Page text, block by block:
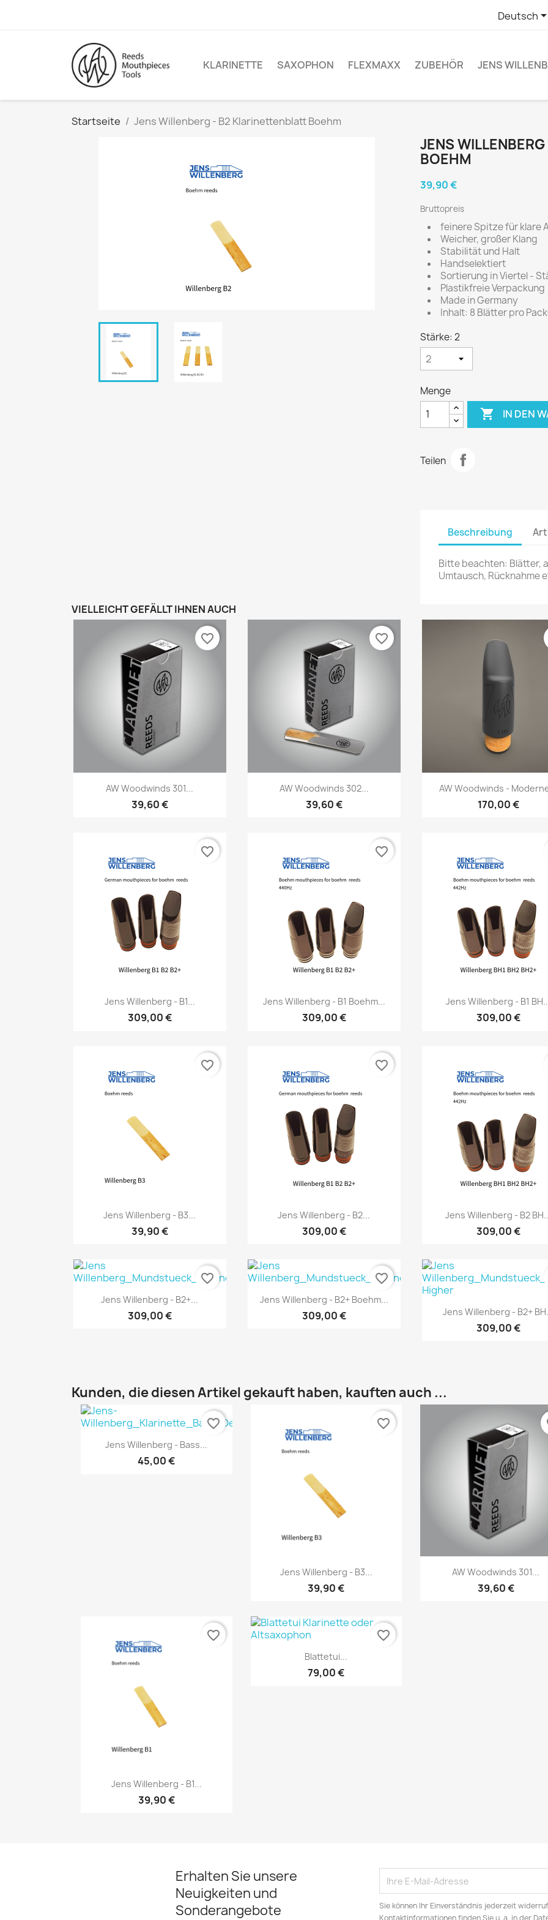
Deutsch
KLARINETTE SAXOPHON FLEXMAXX ZUBEHÖR JENS
Startseite Jens Willenberg - B2 Klarinettenblatt Boehm
JENS
BOEHM
39,90 €
Bruttopreis
feinere Spitze für klare
Weicher, großer Klang
Stabilität und Halt
Handselektiert
Sortierung in Viertel -
Plastikfreie Verpackung
Made in Germany
Inhalt: 8 Blätter pro
Stärke: 2
Menge
 IN DEN
Teilen
Beschreibung
Bitte beachten: Blätter,
Umtausch, Rücknahme
VIELLEICHT GEFÄLLT IHNEN AUCH
Vorschau
AW Woodwinds 301...
39,60 €
favorite_border
Vorschau
AW Woodwinds 302...
39,60 €
favorite_border
Vorschau
AW Woodwinds -
170,00 €
Vorschau
Jens Willenberg - B1...
309,00 €
favorite_border
Vorschau
Jens Willenberg - B1 Boehm...
309,00 €
favorite_border
Vorschau
Jens Willenberg - B1
309,00 €
Vorschau
Jens Willenberg - B3...
39,90 €
favorite_border
Vorschau
Jens Willenberg - B2...
309,00 €
favorite_border
Vorschau
Jens Willenberg - B2
309,00 €
Vorschau
Jens Willenberg - B2+...
309,00 €
favorite_border
Vorschau
Jens Willenberg - B2+ Boehm...
309,00 €
favorite_border
Vorschau
Jens Willenberg - B2+
309,00 €
Kunden, die diesen Artikel gekauft haben, kauften auch ...
Vorschau
Jens Willenberg - Bass...
45,00 €
favorite_border
Vorschau
Jens Willenberg - B3...
39,90 €
favorite_border
Vorschau
AW Woodwinds 301...
39,60 €
Vorschau
Jens Willenberg - B1...
39,90 €
favorite_border
Vorschau
Blattetui...
79,00 €
favorite_border
Erhalten Sie unsere
Neuigkeiten und
Sonderangebote
Sie können Ihr Einverständnis jederzeit
Kontaktinformationen finden Sie u. a. in der